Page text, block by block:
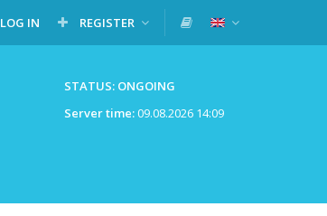
LOG IN REGISTER
STATUS: ONGOING
Server time:09.08.2026 14:09